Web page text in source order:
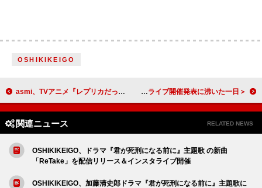
OSHIKIKEIGO
asmi、TVアニメ『レプリカだって、恋をする。』EDテーマ「あわ」6/10シングルリリース ＜ライブレポート＞「歌うことは私の天職」と45周年を迎えた涼風真世 贅沢な宝塚メドレーや心揺さぶるミュージカル曲で満たし、秋の大阪記念ライブ開催発表に沸いた一日
関連ニュース RELATED NEWS
OSHIKIKEIGO、ドラマ『君が死刑になる前に』主題歌 の新曲
「ReTake」を配信リリース＆インスタライブ開催
OSHIKIKEIGO、加藤清史郎ドラマ『君が死刑になる前に』主題歌に